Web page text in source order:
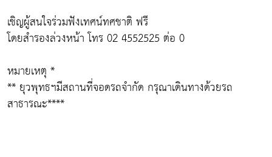
เชิญผู้สนใจร่วมฟังเทศน์ทศชาติ ฟรี
โดยสำรองล่วงหน้า โทร 02 4552525 ต่อ 0
หมายเหตุ *
** ยุวพุทธฯมีสถานที่จอดรถจำกัด กรุณาเดินทางด้วยรถ
สาธารณะ****